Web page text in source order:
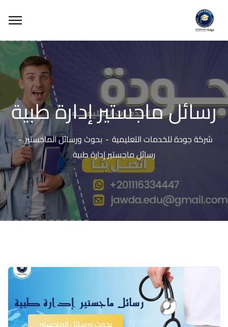
رسائل ماجستير إدارة طبية
شركة جودة للخدمات التعليمية
بحوث ورسائل الماجستير
رسائل ماجستير إدارة طبية